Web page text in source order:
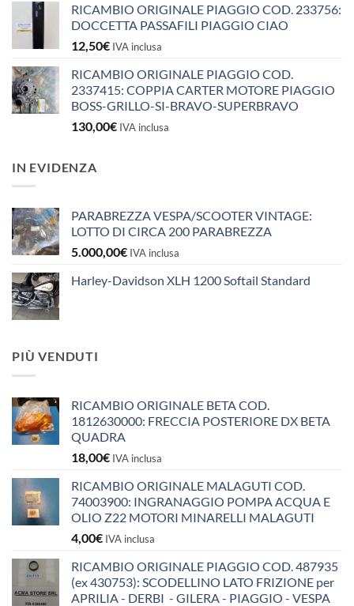
RICAMBIO ORIGINALE PIAGGIO COD. 233756:
DOCCETTA PASSAFILI PIAGGIO CIAO
12,50€ IVA inclusa
RICAMBIO ORIGINALE PIAGGIO COD.
2337415: COPPIA CARTER MOTORE PIAGGIO
BOSS-GRILLO-SI-BRAVO-SUPERBRAVO
130,00€ IVA inclusa
IN EVIDENZA
PARABREZZA VESPA/SCOOTER VINTAGE:
LOTTO DI CIRCA 200 PARABREZZA
5.000,00€ IVA inclusa
Harley-Davidson XLH 1200 Softail Standard
PIÙ VENDUTI
RICAMBIO ORIGINALE BETA COD.
1812630000: FRECCIA POSTERIORE DX BETA
QUADRA
18,00€ IVA inclusa
RICAMBIO ORIGINALE MALAGUTI COD.
74003900: INGRANAGGIO POMPA ACQUA E
OLIO Z22 MOTORI MINARELLI MALAGUTI
4,00€ IVA inclusa
RICAMBIO ORIGINALE PIAGGIO COD. 487935
(ex 430753): SCODELLINO LATO FRIZIONE per
APRILIA - DERBI - GILERA - PIAGGIO - VESPA